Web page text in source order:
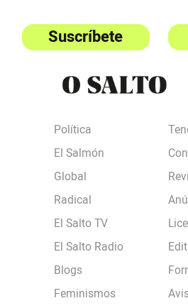
Suscríbete
Política
El Salmón
Global
Radical
El Salto TV
El Salto Radio
Blogs
Feminismos